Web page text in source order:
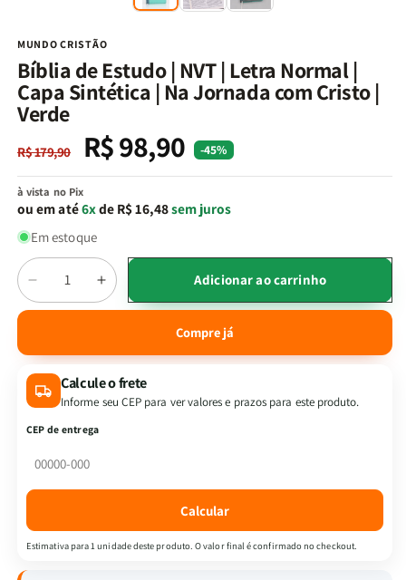
MUNDO CRISTÃO
Bíblia de Estudo | NVT | Letra Normal |
Capa Sintética | Na Jornada com Cristo |
Verde
Preço
normal
R$ 179,90
Preço
promocional
R$ 98,90 -45%
à vista no Pix
ou em até6xde R$ 16,48sem juros
Em estoque
Quantidade
Diminuir
a
Bíblia
de
Estudo
|
Capa
Sintética
Aumentar
a
quantidade
Bíblia
de
Estudo
Capa
Sintética
Adicionar ao carrinho
Compre já
Calcule o frete
Informe seu CEP para ver valores e prazos para este produto.
CEP de entrega
Calcular
Estimativa para 1 unidade deste produto. O valor final é confirmado no checkout.